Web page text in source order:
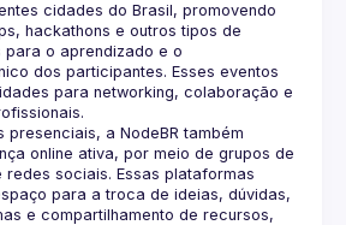
cidades do Brasil, promovendo
hackathons e outros tipos de
para o aprendizado e o
dos participantes. Esses eventos
para networking, colaboração e
presenciais, a NodeBR também
online ativa, por meio de grupos de
redes sociais. Essas plataformas
para a troca de ideias, dúvidas,
e compartilhamento de recursos,